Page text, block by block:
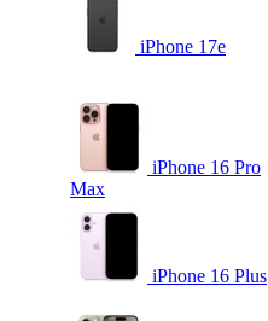
iPhone 17e
iPhone 16 Pro
Max
iPhone 16 Plus